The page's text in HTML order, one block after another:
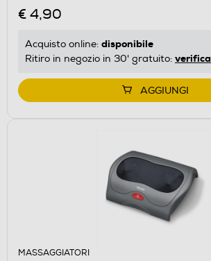
€ 4,90
Acquisto online: disponibile
Ritiro in negozio in 30' gratuito: verifica
AGGIUNGI
MASSAGGIATORI